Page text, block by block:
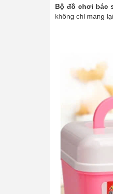
Bộ đồ chơi bác
không chỉ mang